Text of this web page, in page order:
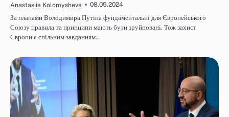
Anastasiia Kolomysheva
08.05.2024
За планами Володимира Путіна фундаментальні для Європейського
Союзу правила та принципи мають бути зруйновані. Тож захист
Європи є спільним завданням…